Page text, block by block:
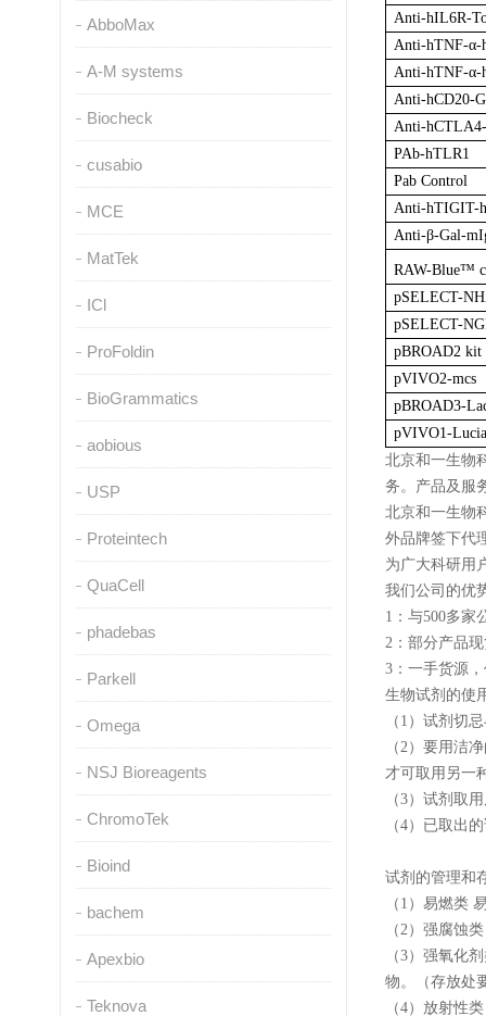
AbboMax
A-M systems
Biocheck
cusabio
MCE
MatTek
ICl
ProFoldin
BioGrammatics
aobious
USP
Proteintech
QuaCell
phadebas
Parkell
Omega
NSJ Bioreagents
ChromoTek
Bioind
bachem
Apexbio
Teknova
Anti-hIL6R-
Anti-hTNF-α-
Anti-hTNF-α-
Anti-hCD20-
Anti-
PAb-hTLR1
Pab Control
Anti-hTIGIT-
Anti-β-Gal-
RAW-Blue™
pSELECT-
pSELECT-
pBROAD2 kit
pVIVO2-mcs
pBROAD3-
pVIVO1-
北京和一生物
务。产品及服
北京和一生物
外品牌签下代
为广大科研用
我们公司的优
1：与500多家
2：部分产品
3：一手货源
生物试剂的使
（1）试剂切
（2）要用洁
才可取用另一
（3）试剂取
（4）已取出
试剂的管理和
（1）易燃类
（2）强腐蚀
（3）强氧化
物。（存放处
（4）放射性